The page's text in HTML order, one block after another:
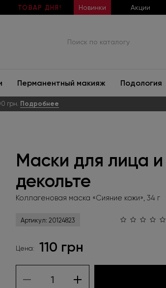
ТОВАР ДНЯ! Новинки Акции
Перманентный макияж Подология
грн. Подробнее
Маски для лица
декольте
Коллагеновая маска «Сияние кожи», 34 г
Артикул: 20124823
Цена: 110 грн